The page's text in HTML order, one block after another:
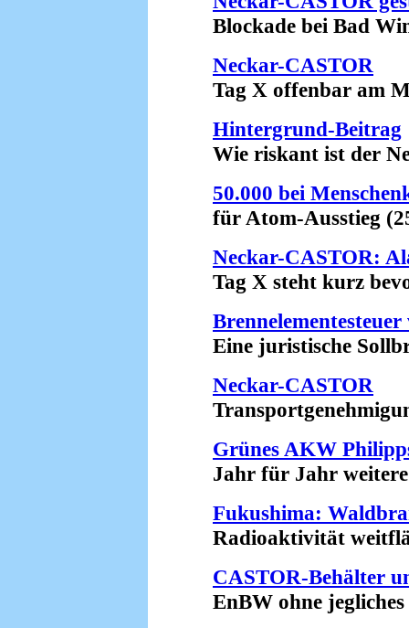
Blockade bei Bad
Neckar-CASTOR
Tag X offenbar am
Hintergrund-Beitrag
Wie riskant ist der
50.000 bei
für Atom-Ausstieg
Neckar-CASTOR:
Tag X steht kurz
Eine juristische
Neckar-CASTOR
Grünes AKW
Jahr für Jahr weitere
Fukushima:
Radioaktivität
CASTOR-Behälter
EnBW ohne jegliches